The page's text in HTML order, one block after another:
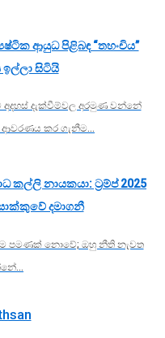
ආයුධ පිළිබඳ “තහංචිය”
සිටියි
අදහස් දැක්වීම්වල අරමුණ වන්නේ
ආවරණය කර ගැනීම…
කල්ලි නායකයා: ට්‍රම්ප් 2025
දමාගනී
පමණක් නොවේ; ඔහු නීති නැවත